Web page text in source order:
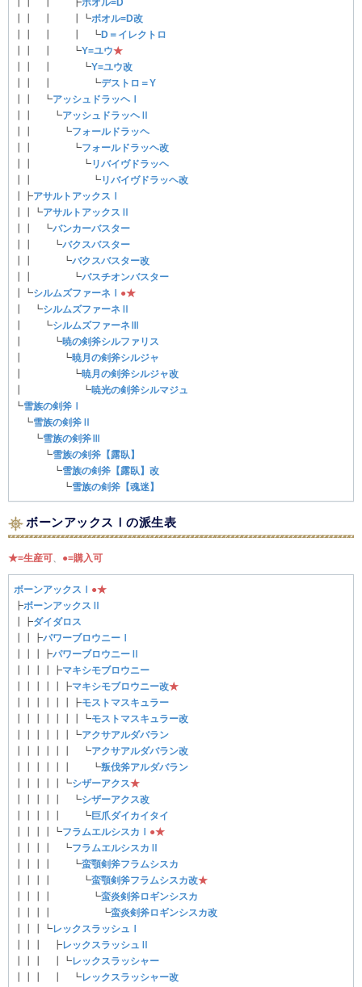
┃┃ ┃ ┣ボオル=D
┃┃ ┃ ┃┗ボオル=D改
┃┃ ┃ ┃ ┗D＝イレクトロ
┃┃ ┃ ┗Y=ユウ★
┃┃ ┃ ┗Y=ユウ改
┃┃ ┃ ┗デストロ＝Y
┃┃ ┗アッシュドラッヘⅠ
┃┃ ┗アッシュドラッヘⅡ
┃┃ ┗フォールドラッヘ
┃┃ ┗フォールドラッヘ改
┃┃ ┗リバイヴドラッヘ
┃┃ ┗リバイヴドラッヘ改
┃┣アサルトアックスⅠ
┃┃┗アサルトアックスⅡ
┃┃ ┗バンカーバスター
┃┃ ┗バクスバスター
┃┃ ┗バクスバスター改
┃┃ ┗バスチオンバスター
┃┗シルムズファーネⅠ ●★
┃ ┗シルムズファーネⅡ
┃ ┗シルムズファーネⅢ
┃ ┗暁の剣斧シルファリス
┃ ┗暁月の剣斧シルジャ
┃ ┗暁月の剣斧シルジャ改
┃ ┗暁光の剣斧シルマジュ
┗雪族の剣斧Ⅰ
┗雪族の剣斧Ⅱ
┗雪族の剣斧Ⅲ
┗雪族の剣斧【露臥】
┗雪族の剣斧【露臥】改
┗雪族の剣斧【魂迷】
ボーンアックスⅠの派生表
★=生産可 ●=購入可
ボーンアックスⅠ ●★
┣ボーンアックスⅡ
┃┣ダイダロス
┃┃┣パワーブロウニーⅠ
┃┃┃┣パワーブロウニーⅡ
┃┃┃┃┣マキシモブロウニー
┃┃┃┃┃┣マキシモブロウニー改★
┃┃┃┃┃┃┣モストマスキュラー
┃┃┃┃┃┃┃┗モストマスキュラー改
┃┃┃┃┃┃┗アクサアルダバラン
┃┃┃┃┃┃ ┗アクサアルダバラン改
┃┃┃┃┃┃ ┗叛伐斧アルダバラン
┃┃┃┃┃┗シザーアクス★
┃┃┃┃┃ ┗シザーアクス改
┃┃┃┃┃ ┗巨爪ダイカイタイ
┃┃┃┃┗フラムエルシスカⅠ ●★
┃┃┃┃ ┗フラムエルシスカⅡ
┃┃┃┃ ┗蛮顎剣斧フラムシスカ
┃┃┃┃ ┗蛮顎剣斧フラムシスカ改★
┃┃┃┃ ┗蛮炎剣斧ロギンシスカ
┃┃┃┃ ┗蛮炎剣斧ロギンシスカ改
┃┃┃┗レックスラッシュⅠ
┃┃┃ ┣レックスラッシュⅡ
┃┃┃ ┃┗レックスラッシャー
┃┃┃ ┃ ┗レックスラッシャー改